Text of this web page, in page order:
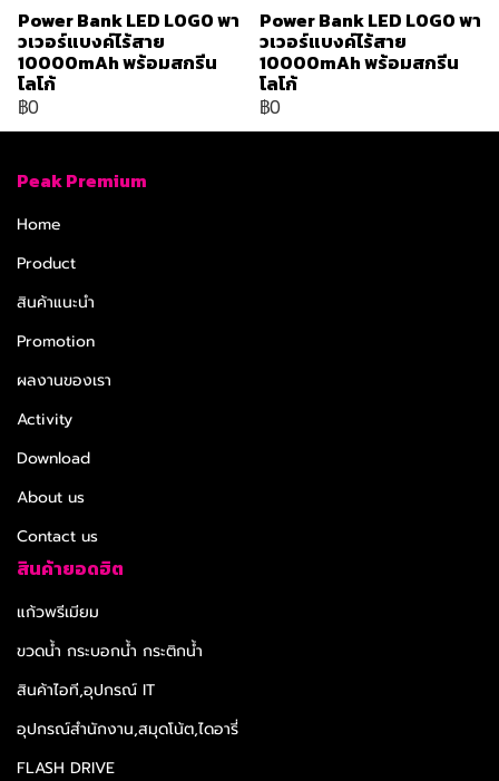
Power Bank LED LOGO พา
วเวอร์แบงค์ไร้สาย
10000mAh พร้อมสกรีน
โลโก้
฿0
Power Bank LED LOGO พา
วเวอร์แบงค์ไร้สาย
10000mAh พร้อมสกรีน
โลโก้
฿0
Peak Premium
Home
Product
สินค้าแนะนำ
Promotion
ผลงานของเรา
Activity
Download
About us
Contact us
สินค้ายอดฮิต
แก้วพรีเมียม
ขวดน้ำ กระบอกน้ำ กระติกน้ำ
สินค้าไอที,อุปกรณ์ IT
อุปกรณ์สำนักงาน,สมุดโน้ต,ไดอารี่
FLASH DRIVE